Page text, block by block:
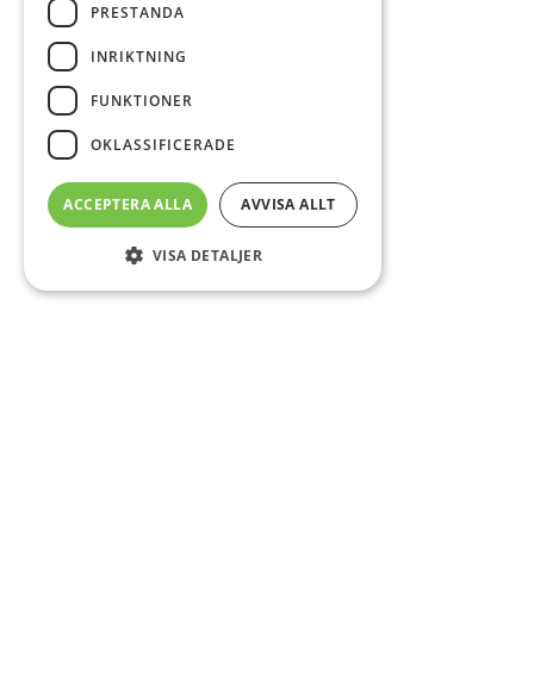
PRESTANDA
INRIKTNING
FUNKTIONER
OKLASSIFICERADE
ACCEPTERA ALLA AVVISA ALLT
VISA DETALJER